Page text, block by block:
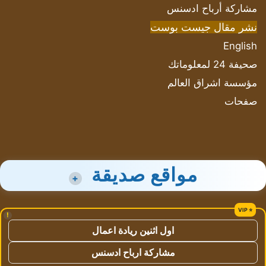
مشاركة أرباح ادسنس
نشر مقال جيست بوست
English
صحيفة 24 لمعلوماتك
مؤسسة اشراق العالم
صفحات
مواقع صديقة +
!
اول اثنين ريادة اعمال
مشاركة ارباح ادسنس